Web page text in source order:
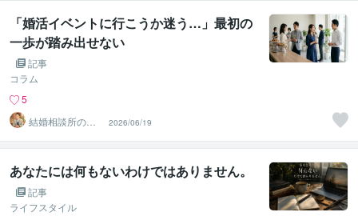
「婚活イベントに行こうか迷う…」最初の
一歩が踏み出せない
記事
コラム
5
結婚相談所の代
表カウンセラー
松尾
2026/06/19
あなたには何もないわけではありません。
記事
ライフスタイル